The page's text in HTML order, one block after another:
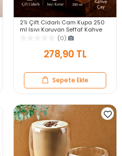
2’li Çift Cidarlı Cam Kupa 250
ml Isıyı Koruyan Şeffaf Kahve
Çay Fincanı Kulplu Espresso
(0)
278,90 TL
Sepete Ekle